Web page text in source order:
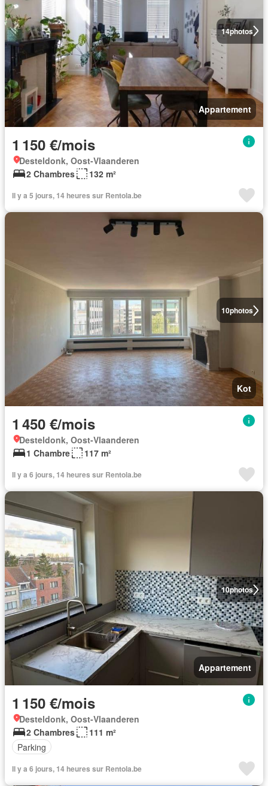
14photos
Appartement
1 150 €/mois
Desteldonk, Oost-Vlaanderen
2 Chambres
132 m²
Il y a 5 jours, 14 heures sur Rentola.be
10photos
Kot
1 450 €/mois
Desteldonk, Oost-Vlaanderen
1 Chambre
117 m²
Il y a 6 jours, 14 heures sur Rentola.be
10photos
Appartement
1 150 €/mois
Desteldonk, Oost-Vlaanderen
2 Chambres
111 m²
Parking
Il y a 6 jours, 14 heures sur Rentola.be